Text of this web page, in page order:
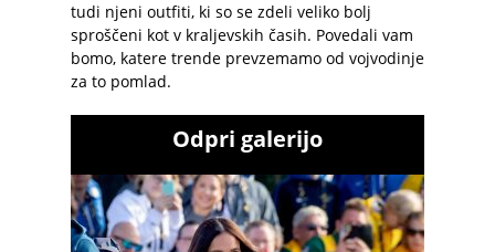
tudi njeni outfiti, ki so se zdeli veliko bolj
sproščeni kot v kraljevskih časih. Povedali vam
bomo, katere trende prevzemamo od vojvodinje
za to pomlad.
Odpri galerijo